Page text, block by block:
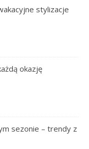
stylizacje
okazję
sezonie – trendy z